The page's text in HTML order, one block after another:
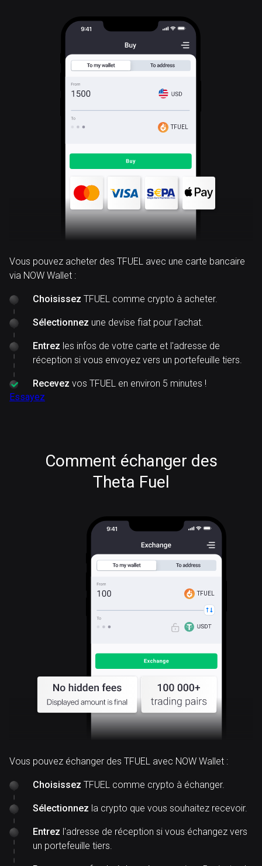
TFUEL
Vous pouvez acheter des TFUEL avec une carte bancaire
via NOW Wallet :
Choisissez TFUEL comme crypto à acheter.
Sélectionnez une devise fiat pour l'achat.
Entrez les infos de votre carte et l'adresse de
réception si vous envoyez vers un portefeuille tiers.
Recevez vos TFUEL en environ 5 minutes !
Essayez
Comment échanger des
Theta Fuel
TFUEL
Vous pouvez échanger des TFUEL avec NOW Wallet :
Choisissez TFUEL comme crypto à échanger.
Sélectionnez la crypto que vous souhaitez recevoir.
Entrez l'adresse de réception si vous échangez vers
un portefeuille tiers.